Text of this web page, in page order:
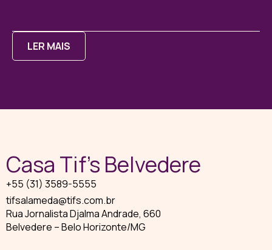
LER MAIS
Casa Tif’s Belvedere
+55 (31) 3589-5555
tifsalameda@tifs.com.br
Rua Jornalista Djalma Andrade, 660
Belvedere – Belo Horizonte/MG